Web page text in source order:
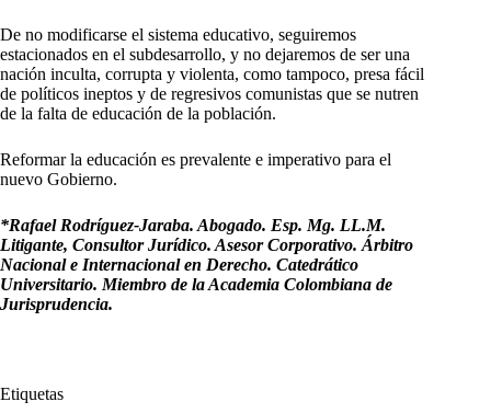
De no modificarse el sistema educativo, seguiremos
estacionados en el subdesarrollo, y no dejaremos de ser una
nación inculta, corrupta y violenta, como tampoco, presa fácil
de políticos ineptos y de regresivos comunistas que se nutren
de la falta de educación de la población.
Reformar la educación es prevalente e imperativo para el
nuevo Gobierno.
*Rafael Rodríguez-Jaraba. Abogado. Esp. Mg. LL.M.
Litigante, Consultor Jurídico. Asesor Corporativo. Árbitro
Nacional e Internacional en Derecho. Catedrático
Universitario. Miembro de la Academia Colombiana de
Jurisprudencia.
Etiquetas